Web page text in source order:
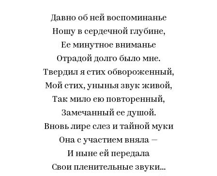
Давно об ней воспоминанье
Ношу в сердечной глубине,
Ее минутное вниманье
Отрадой долго было мне.
Твердил я стих обвороженный,
Мой стих, унынья звук живой,
Так мило ею повторенный,
Замечанный ее душой.
Вновь лире слез и тайной муки
Она с участием вняла —
И ныне ей передала
Свои пленительные звуки...